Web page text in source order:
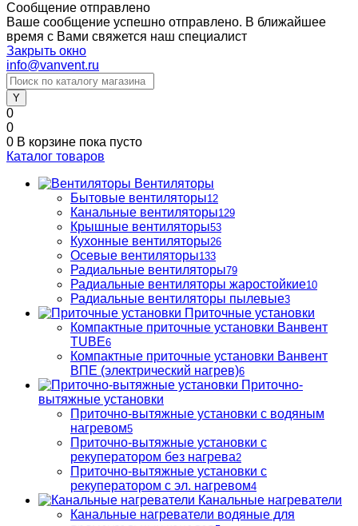
Сообщение отправлено
Ваше сообщение успешно отправлено. В ближайшее
время с Вами свяжется наш специалист
Закрыть окно
info@vanvent.ru
0
0
0 В корзине пока пусто
Каталог товаров
Вентиляторы
Бытовые вентиляторы12
Канальные вентиляторы129
Крышные вентиляторы53
Кухонные вентиляторы26
Осевые вентиляторы133
Радиальные вентиляторы79
Радиальные вентиляторы жаростойкие10
Радиальные вентиляторы пылевые3
Приточные установки
Компактные приточные установки Ванвент
TUBE6
Компактные приточные установки Ванвент
ВПЕ (электрический нагрев)6
Приточно-
вытяжные установки
Приточно-вытяжные установки с водяным
нагревом5
Приточно-вытяжные установки с
рекуператором без нагрева2
Приточно-вытяжные установки с
рекуператором с эл. нагревом4
Канальные нагреватели
Канальные нагреватели водяные для